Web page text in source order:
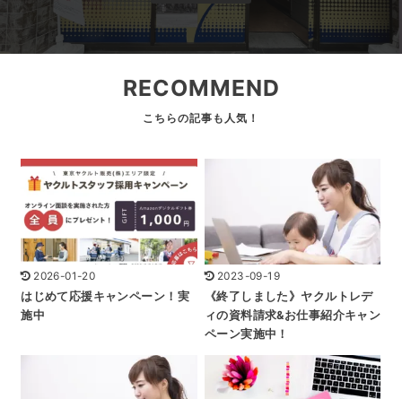
RECOMMEND
2026-01-20
はじめて応援キャンペーン！実
施中
2023-09-19
《終了しました》ヤクルトレデ
ィの資料請求&お仕事紹介キャン
ペーン実施中！